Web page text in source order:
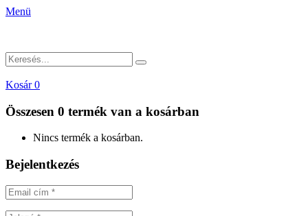
Menü
Kosár 0
Összesen 0 termék van a kosárban
Nincs termék a kosárban.
Bejelentkezés